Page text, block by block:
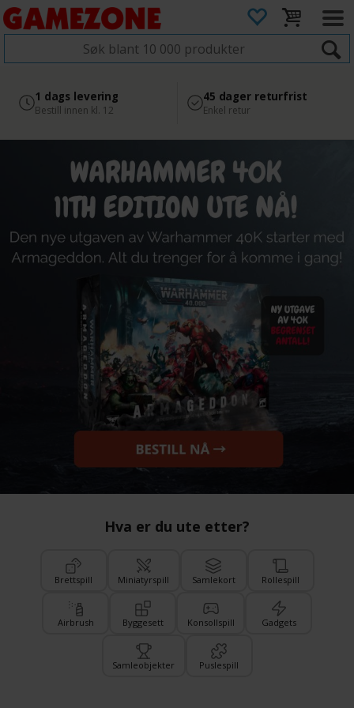
2 300+ anmeldelser på
Google
Sikker betaling
med Svea
1 dags levering
Bestill innen kl. 12
45 dager returfrist
Enkel retur
Hva er du ute etter?
Brettspill Miniatyrspill Samlekort Rollespill
Airbrush Byggesett Konsollspill Gadgets
Samleobjekter Puslespill